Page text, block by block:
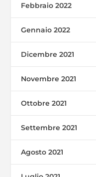
Febbraio 2022
Gennaio 2022
Dicembre 2021
Novembre 2021
Ottobre 2021
Settembre 2021
Agosto 2021